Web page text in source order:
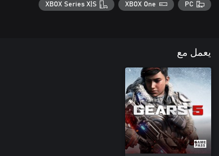
PC
XBOX One
XBOX Series X|S
يعمل مع